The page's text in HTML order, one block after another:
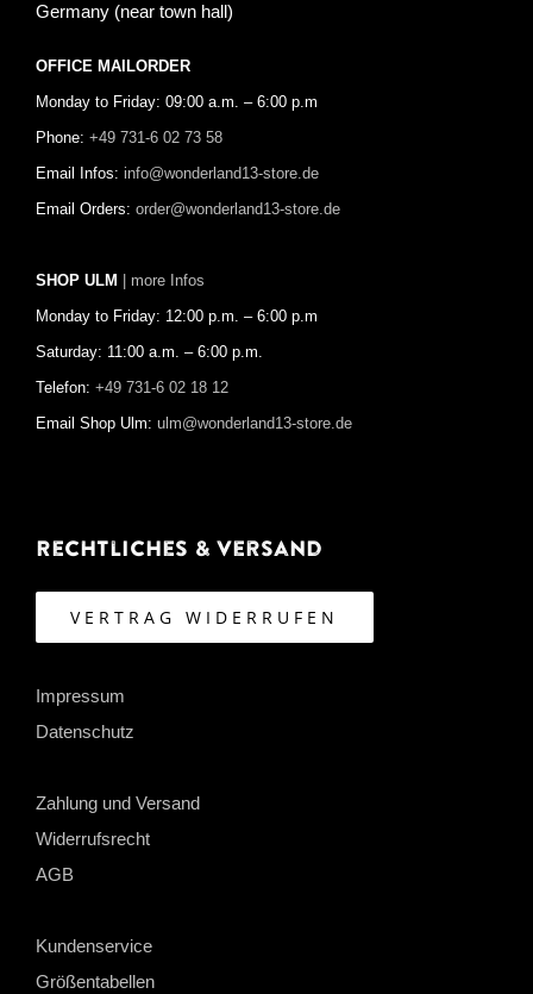
Germany (near town hall)
OFFICE MAILORDER
Monday to Friday: 09:00 a.m. – 6:00 p.m
Phone: +49 731-6 02 73 58
Email Infos: info@wonderland13-store.de
Email Orders: order@wonderland13-store.de
SHOP ULM | more Infos
Monday to Friday: 12:00 p.m. – 6:00 p.m
Saturday: 11:00 a.m. – 6:00 p.m.
Telefon: +49 731-6 02 18 12
Email Shop Ulm: ulm@wonderland13-store.de
Rechtliches & Versand
VERTRAG WIDERRUFEN
Impressum
Datenschutz
Zahlung und Versand
Widerrufsrecht
AGB
Kundenservice
Größentabellen